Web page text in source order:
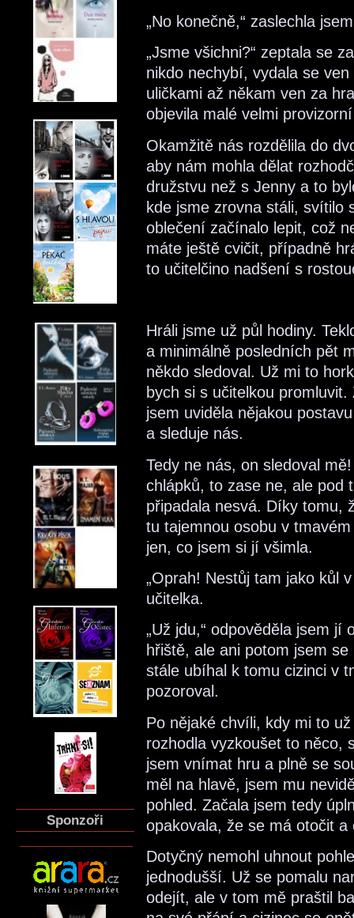
Sponzoři
„No konečně,“ zaslechla
„Jsme všichni?“ zeptala se
nikdo nechybí, vydala se
uličkami až někam ven za
objevila malé velmi
Okamžitě nás rozdělila do
aby nám mohla dělat
družstvu než s Jenny a to
kde jsme zrovna stáli, svítilo
oblečení začínalo lepit, což
máte ještě cvičit, případně
to učitelčino nadšení s
Hráli jsme už půl hodiny.
a minimálně posledních pět
někdo sledoval. Už mi to
bych si s učitelkou
jsem uviděla nějakou
a sleduje nás.
Tedy ne nás, on sledoval
chlápků, to zase ne, ale pod
připadala nesvá. Díky tomu,
tu tajemnou osobu v
jen, co jsem si jí všimla.
„Oprah! Nestůj tam jako kůl
učitelka.
„Už jdu,“ odpověděla jsem jí
hřiště, ale ani potom jsem
stále ubíhal k tomu cizinci v
pozoroval.
Po nějaké chvíli, kdy mi to
rozhodla vyzkoušet to něco,
jsem vnímat hru a plně se
měl na hlavě, jsem mu
pohled. Začala jsem tedy
opakovala, že se má otočit
Dotyčný nemohl uhnout
jednodušší. Už se pomalu
odejít, ale v tom mě praštil